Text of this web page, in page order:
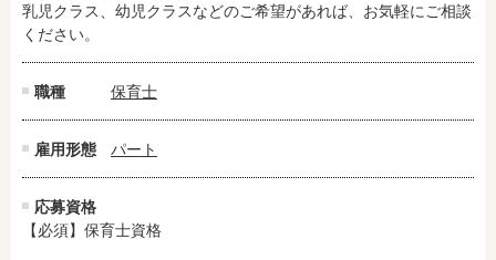
乳児クラス、幼児クラスなどのご希望があれば、お気軽にご相談
ください。
職種 保育士
雇用形態 パート
応募資格
【必須】保育士資格
男性保育士
当社スタッフ活躍中
小規模保育園
株式会社
単発保育士として働
月収見込み